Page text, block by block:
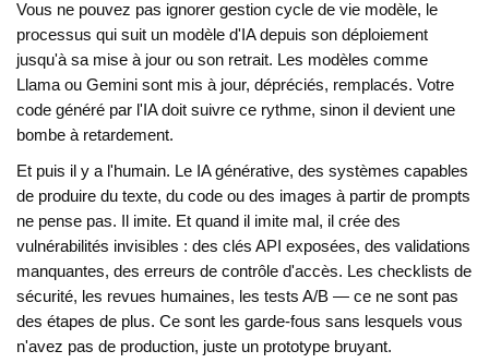
Vous ne pouvez pas ignorer gestion cycle de vie modèle, le
processus qui suit un modèle d'IA depuis son déploiement
jusqu'à sa mise à jour ou son retrait. Les modèles comme
Llama ou Gemini sont mis à jour, dépréciés, remplacés. Votre
code généré par l'IA doit suivre ce rythme, sinon il devient une
bombe à retardement.
Et puis il y a l'humain. Le IA générative, des systèmes capables
de produire du texte, du code ou des images à partir de prompts
ne pense pas. Il imite. Et quand il imite mal, il crée des
vulnérabilités invisibles : des clés API exposées, des validations
manquantes, des erreurs de contrôle d'accès. Les checklists de
sécurité, les revues humaines, les tests A/B — ce ne sont pas
des étapes de plus. Ce sont les garde-fous sans lesquels vous
n'avez pas de production, juste un prototype bruyant.